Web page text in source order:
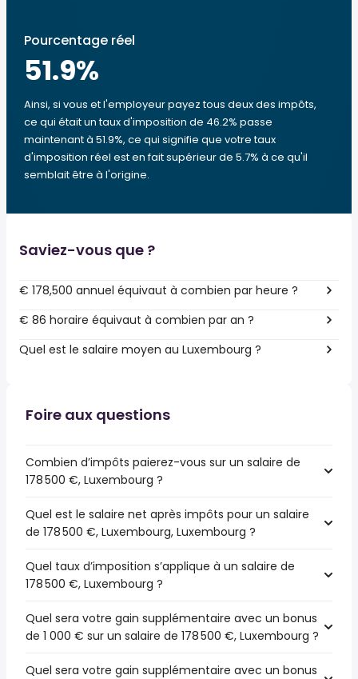
Pourcentage réel
51.9%
Ainsi, si vous et l'employeur payez tous deux des impôts,
ce qui était un taux d'imposition de 46.2% passe
maintenant à 51.9%, ce qui signifie que votre taux
d'imposition réel est en fait supérieur de 5.7% à ce qu'il
semblait être à l'origine.
Saviez-vous que ?
€ 178,500 annuel équivaut à combien par heure ?
€ 86 horaire équivaut à combien par an ?
Quel est le salaire moyen au Luxembourg ?
Foire aux questions
Combien d’impôts paierez-vous sur un salaire de
178 500 €, Luxembourg ?
Quel est le salaire net après impôts pour un salaire
de 178 500 €, Luxembourg, Luxembourg ?
Quel taux d’imposition s’applique à un salaire de
178 500 €, Luxembourg ?
Quel sera votre gain supplémentaire avec un bonus
de 1 000 € sur un salaire de 178 500 €, Luxembourg ?
Quel sera votre gain supplémentaire avec un bonus